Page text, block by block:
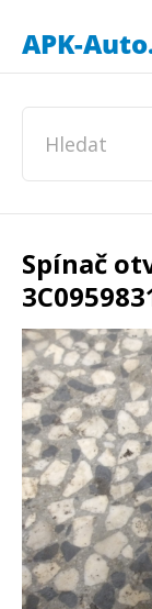
Spínač